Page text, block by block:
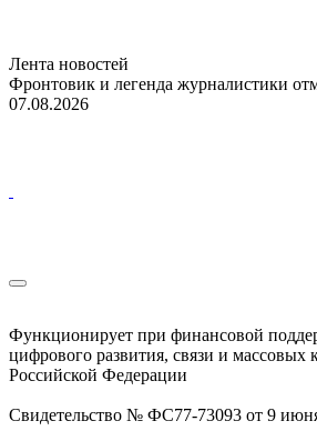
Лента новостей
Фронтовик и легенда журналистики
07.08.2026
Функционирует при финансовой
цифрового развития, связи и массовых
Российской Федерации
Свидетельство № ФС77-73093 от 9